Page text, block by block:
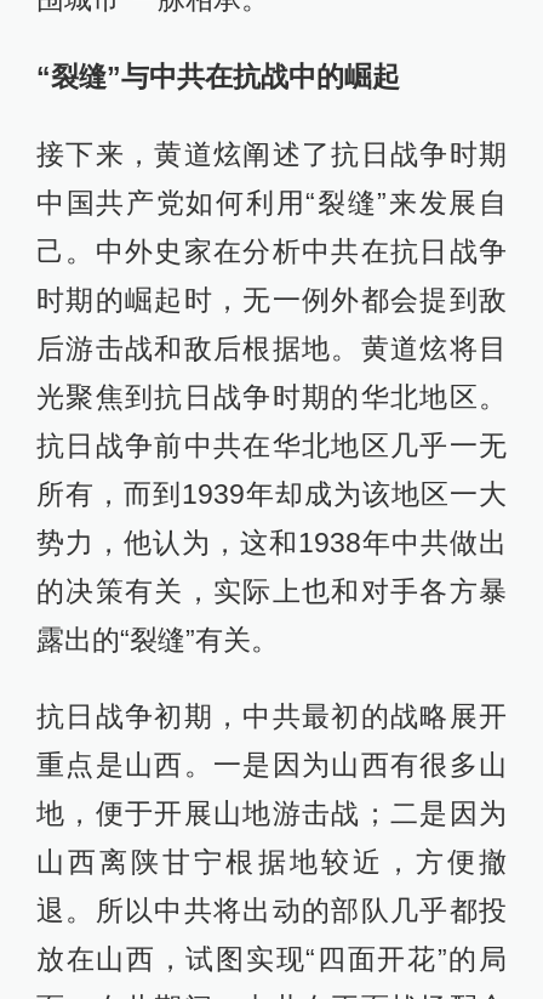
“裂缝”与中共在抗战中的崛起
接下来，黄道炫阐述了抗日战争时期
中国共产党如何利用“裂缝”来发展自
己。中外史家在分析中共在抗日战争
时期的崛起时，无一例外都会提到敌
后游击战和敌后根据地。黄道炫将目
光聚焦到抗日战争时期的华北地区。
抗日战争前中共在华北地区几乎一无
所有，而到1939年却成为该地区一大
势力，他认为，这和1938年中共做出
的决策有关，实际上也和对手各方暴
露出的“裂缝”有关。
抗日战争初期，中共最初的战略展开
重点是山西。一是因为山西有很多山
地，便于开展山地游击战；二是因为
山西离陕甘宁根据地较近，方便撤
退。所以中共将出动的部队几乎都投
放在山西，试图实现“四面开花”的局